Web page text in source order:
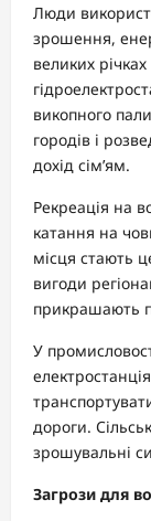
Люди
зрошення,
великих
викопного
городів і
дохід сім’ям.
Рекреація на
катання на
місця стають
вигоди
прикрашають
У
дороги.
зрошувальні
Загрози для